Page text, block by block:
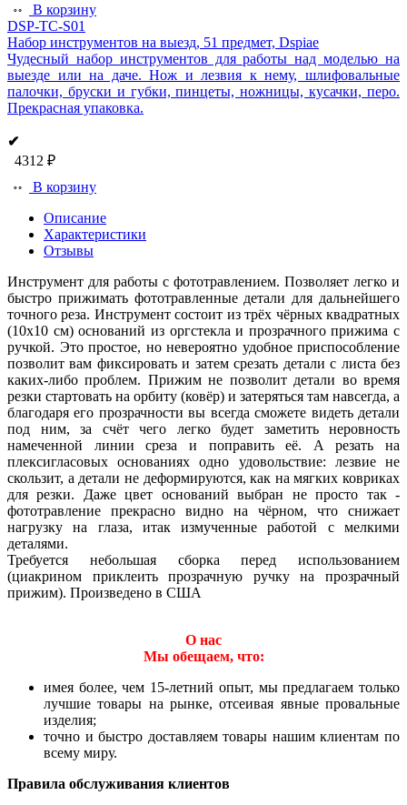
В корзину
DSP-TC-S01
Набор инструментов на выезд, 51 предмет, Dspiae
Чудесный набор инструментов для работы над моделью на
выезде или на даче. Нож и лезвия к нему, шлифовальные
палочки, бруски и губки, пинцеты, ножницы, кусачки, перо.
Прекрасная упаковка.
✔
4312 ₽
В корзину
Описание
Характеристики
Отзывы
Инструмент для работы с фототравлением. Позволяет легко и
быстро прижимать фототравленные детали для дальнейшего
точного реза. Инструмент состоит из трёх чёрных квадратных
(10х10 см) оснований из оргстекла и прозрачного прижима с
ручкой. Это простое, но невероятно удобное приспособление
позволит вам фиксировать и затем срезать детали с листа без
каких-либо проблем. Прижим не позволит детали во время
резки стартовать на орбиту (ковёр) и затеряться там навсегда, а
благодаря его прозрачности вы всегда сможете видеть детали
под ним, за счёт чего легко будет заметить неровность
намеченной линии среза и поправить её. А резать на
плексигласовых основаниях одно удовольствие: лезвие не
скользит, а детали не деформируются, как на мягких ковриках
для резки. Даже цвет оснований выбран не просто так -
фототравление прекрасно видно на чёрном, что снижает
нагрузку на глаза, итак измученные работой с мелкими
деталями.
Требуется небольшая сборка перед использованием
(циакрином приклеить прозрачную ручку на прозрачный
прижим). Произведено в США
О нас
Мы обещаем, что:
имея более, чем 15-летний опыт, мы предлагаем только
лучшие товары на рынке, отсеивая явные провальные
изделия;
точно и быстро доставляем товары нашим клиентам по
всему миру.
Правила обслуживания клиентов